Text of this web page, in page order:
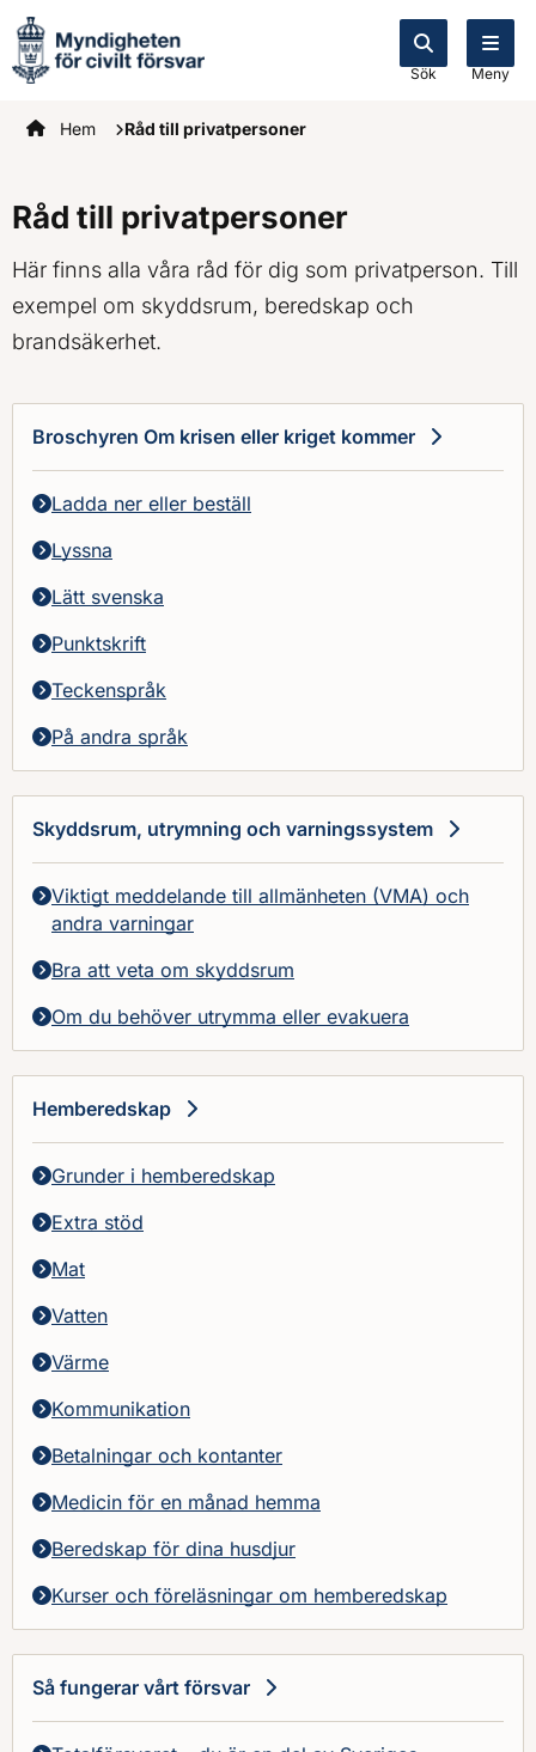
Sök Meny
Startsidan
Hem Råd till privatpersoner
Råd till privatpersoner
Här finns alla våra råd för dig som privatperson. Till
exempel om skyddsrum, beredskap och
brandsäkerhet.
Broschyren Om krisen eller kriget kommer
Ladda ner eller beställ
Lyssna
Lätt svenska
Punktskrift
Teckenspråk
På andra språk
Skyddsrum, utrymning och varningssystem
Viktigt meddelande till allmänheten (VMA) och
andra varningar
Bra att veta om skyddsrum
Om du behöver utrymma eller evakuera
Hemberedskap
Grunder i hemberedskap
Extra stöd
Mat
Vatten
Värme
Kommunikation
Betalningar och kontanter
Medicin för en månad hemma
Beredskap för dina husdjur
Kurser och föreläsningar om hemberedskap
Så fungerar vårt försvar